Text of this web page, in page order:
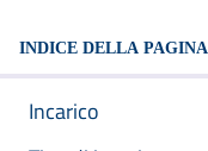
INDICE DELLA PAGINA
Incarico